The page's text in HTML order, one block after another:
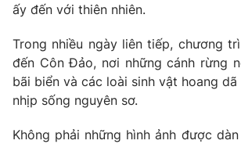
ấy đến với thiên nhiên.
Trong nhiều ngày liên tiếp, chương
đến Côn Đảo, nơi những cánh rừng
bãi biển và các loài sinh vật hoang
nhịp sống nguyên sơ.
Không phải những hình ảnh được